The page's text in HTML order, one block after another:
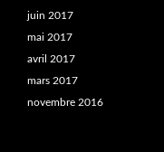
juin 2017
mai 2017
avril 2017
mars 2017
novembre 2016